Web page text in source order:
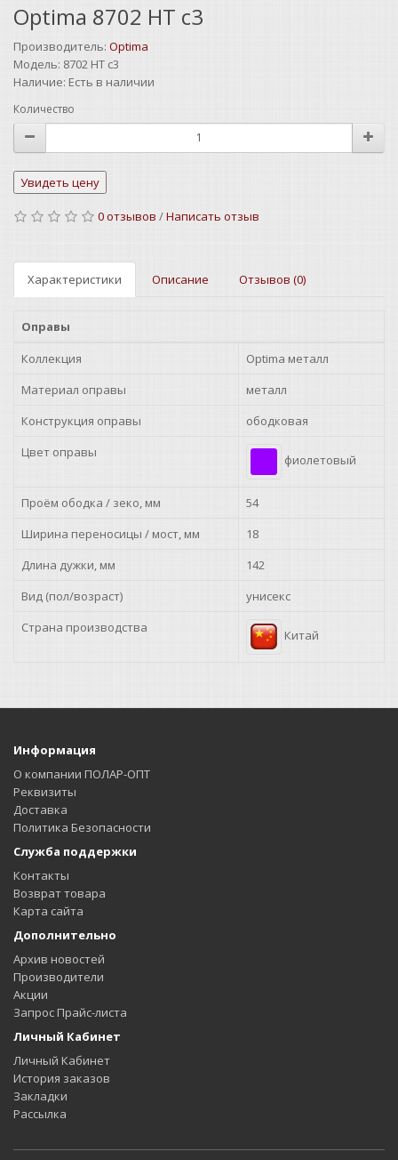
Optima 8702 HT c3
Производитель: Optima
Модель: 8702 HT c3
Наличие: Есть в наличии
Количество
0 отзывов /Написать отзыв
Характеристики Описание Отзывов (0)
Оправы
Коллекция
Optima металл
Материал оправы
металл
Конструкция оправы
ободковая
Цвет оправы
фиолетовый
Проём ободка / зеко, мм
54
Ширина переносицы / мост, мм
18
Длина дужки, мм
142
Вид (пол/возраст)
унисекс
Страна производства
Китай
Информация
О компании ПОЛАР-ОПТ
Реквизиты
Доставка
Политика Безопасности
Служба поддержки
Контакты
Возврат товара
Карта сайта
Дополнительно
Архив новостей
Производители
Акции
Запрос Прайс-листа
Личный Кабинет
Личный Кабинет
История заказов
Закладки
Рассылка